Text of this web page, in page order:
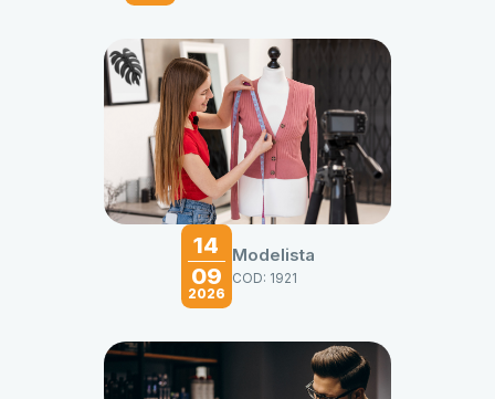
14
09
2026
Modelista
COD: 1921